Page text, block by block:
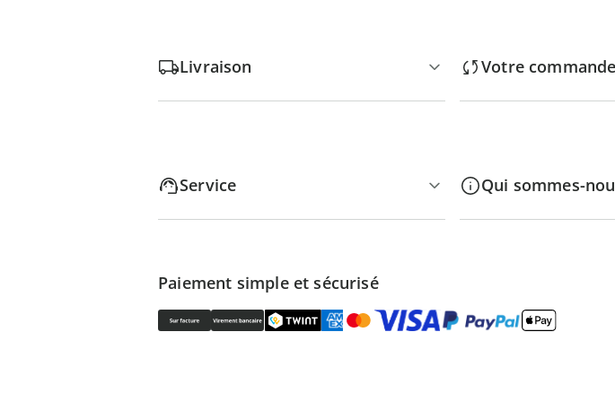
Livraison Votre commande
Service Qui sommes-
Paiement simple et sécurisé